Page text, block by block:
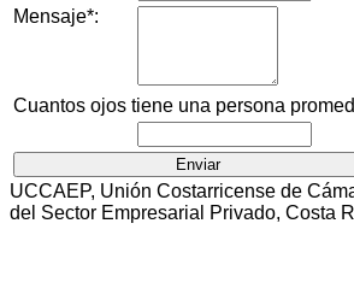
Mensaje*:
Cuantos ojos tiene una persona
UCCAEP, Unión Costarricense de
del Sector Empresarial Privado, Costa